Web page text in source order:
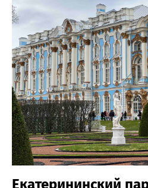
Екатерининский